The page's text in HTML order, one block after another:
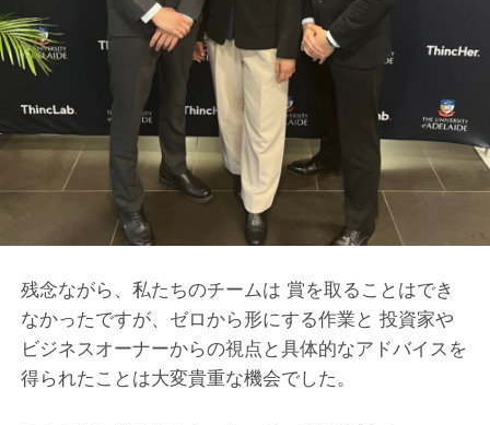
残念ながら、私たちのチームは 賞を取ることはでき
なかったですが、ゼロから形にする作業と 投資家や
ビジネスオーナーからの視点と具体的なアドバイスを
得られたことは大変貴重な機会でした。